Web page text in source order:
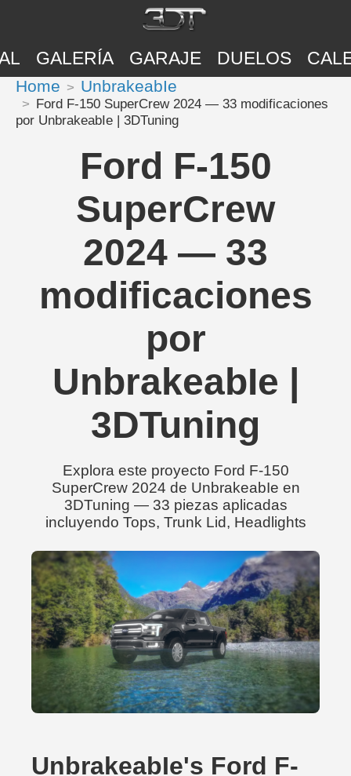
GALERÍA GARAJE DUELOS
Home UnbrakeabIe
Ford F-150 SuperCrew 2024 — 33 modificaciones
por UnbrakeabIe | 3DTuning
Ford F-150
SuperCrew
2024 — 33
modificaciones
por
UnbrakeabIe |
3DTuning
Explora este proyecto Ford F-150
SuperCrew 2024 de UnbrakeabIe en
3DTuning — 33 piezas aplicadas
incluyendo Tops, Trunk Lid, Headlights
UnbrakeabIe's Ford F-